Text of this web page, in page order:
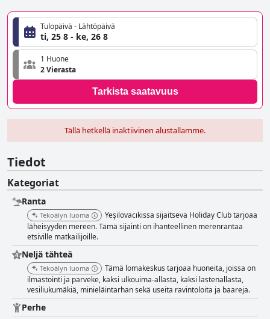
Tulopäivä - Lähtöpäivä
ti, 25 8 - ke, 26 8
1 Huone
2 Vierasta
Tarkista saatavuus
Tällä hetkellä inaktiivinen alustallamme.
Tiedot
Kategoriat
Ranta
Tekoälyn luoma
Yeşilovacıkissa sijaitseva Holiday Club tarjoaa
läheisyyden mereen. Tämä sijainti on ihanteellinen merenrantaa
etsiville matkailijoille.
Neljä tähteä
Tekoälyn luoma
Tämä lomakeskus tarjoaa huoneita, joissa on
ilmastointi ja parveke, kaksi ulkouima-allasta, kaksi lastenallasta,
vesiliukumäkiä, minieläintarhan sekä useita ravintoloita ja baareja.
Perhe